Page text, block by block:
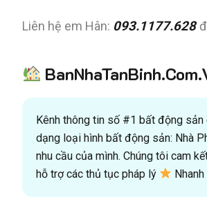
Liên hệ em Hân: 093.1177.628
Kênh thông tin số #1 bất động sản
dạng loại hình bất động sản: Nhà
nhu cầu của mình. Chúng tôi cam
hỗ trợ các thủ tục pháp lý